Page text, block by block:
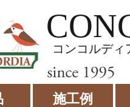
コンコルディ
施工例